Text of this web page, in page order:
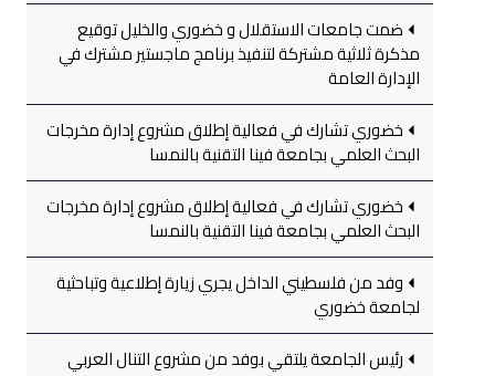
ضمت جامعات الاستقلال و خضوري والخليل توقيع
مذكرة ثلاثية مشتركة لتنفيذ برنامج ماجستير مشترك في
الإدارة العامة
خضوري تشارك في فعالية إطلاق مشروع إدارة مخرجات
البحث العلمي بجامعة فينا التقنية بالنمسا
خضوري تشارك في فعالية إطلاق مشروع إدارة مخرجات
البحث العلمي بجامعة فينا التقنية بالنمسا
وفد من فلسطيني الداخل يجري زيارة إطلاعية وتباحثية
لجامعة خضوري
رئيس الجامعة يلتقي بوفد من مشروع التنال العربي